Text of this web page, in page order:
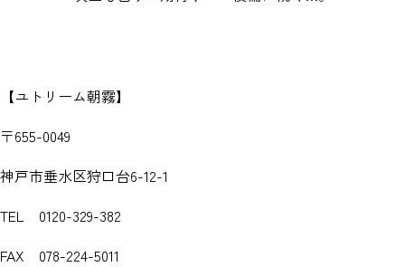
【ユトリーム朝霧】
〒655-0049
神戸市垂水区狩口台6-12-1
TEL 0120-329-382
FAX 078-224-5011